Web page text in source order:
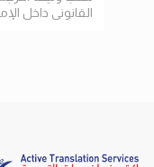
القانوني داخل